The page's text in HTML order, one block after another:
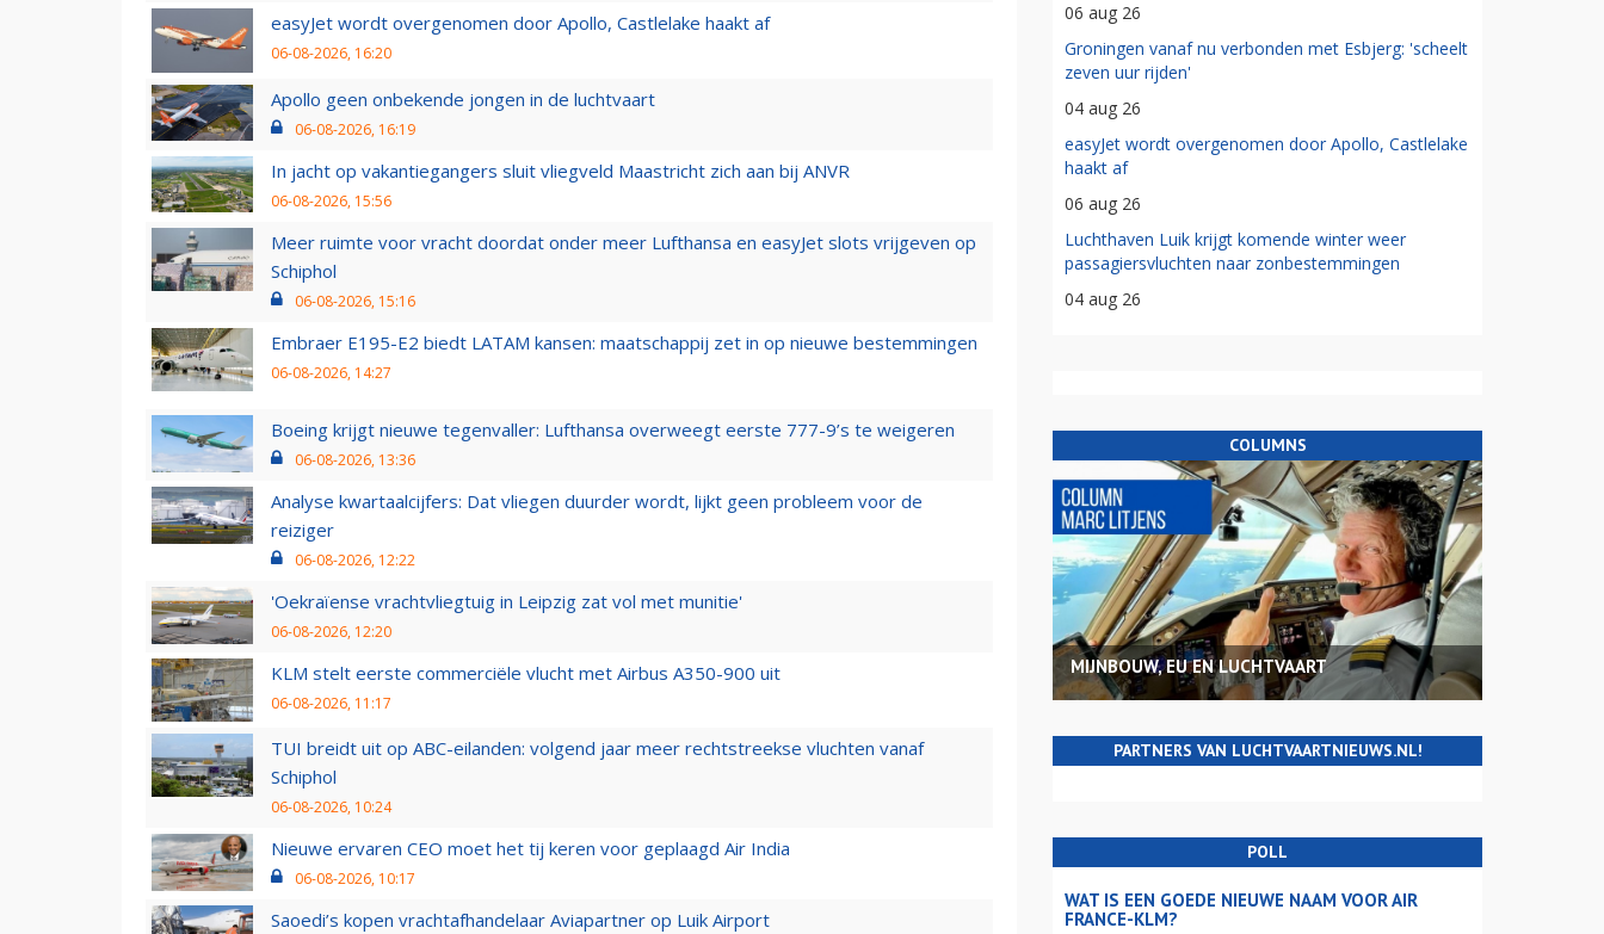
easyJet wordt overgenomen door Apollo, Castlelake haakt af
06-08-2026, 16:20
Apollo geen onbekende jongen in de luchtvaart
06-08-2026, 16:19
In jacht op vakantiegangers sluit vliegveld Maastricht zich aan bij ANVR
06-08-2026, 15:56
Meer ruimte voor vracht doordat onder meer Lufthansa en easyJet slots vrijgeven op
Schiphol
06-08-2026, 15:16
Embraer E195-E2 biedt LATAM kansen: maatschappij zet in op nieuwe bestemmingen
06-08-2026, 14:27
Boeing krijgt nieuwe tegenvaller: Lufthansa overweegt eerste 777-9’s te weigeren
06-08-2026, 13:36
Analyse kwartaalcijfers: Dat vliegen duurder wordt, lijkt geen probleem voor de
reiziger
06-08-2026, 12:22
'Oekraïense vrachtvliegtuig in Leipzig zat vol met munitie'
06-08-2026, 12:20
KLM stelt eerste commerciële vlucht met Airbus A350-900 uit
06-08-2026, 11:17
TUI breidt uit op ABC-eilanden: volgend jaar meer rechtstreekse vluchten vanaf
Schiphol
06-08-2026, 10:24
Nieuwe ervaren CEO moet het tij keren voor geplaagd Air India
06-08-2026, 10:17
Saoedi’s kopen vrachtafhandelaar Aviapartner op Luik Airport
06 aug 26
Groningen vanaf nu verbonden met Esbjerg: 'scheelt
zeven uur rijden'
04 aug 26
easyJet wordt overgenomen door Apollo, Castlelake
haakt af
06 aug 26
Luchthaven Luik krijgt komende winter weer
passagiersvluchten naar zonbestemmingen
04 aug 26
COLUMNS
MIJNBOUW, EU EN LUCHTVAART
PARTNERS VAN LUCHTVAARTNIEUWS.NL!
POLL
WAT IS EEN GOEDE NIEUWE NAAM VOOR AIR
FRANCE-KLM?